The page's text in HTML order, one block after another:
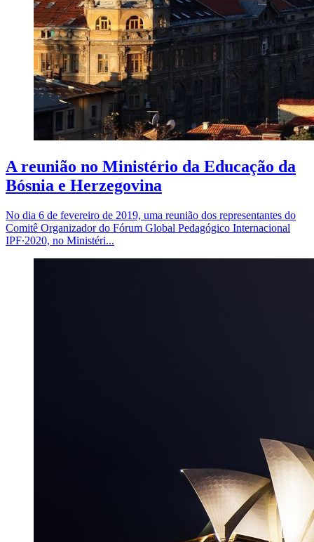
A reunião no Ministério da Educação da
Bósnia e Herzegovina
No dia 6 de fevereiro de 2019, uma reunião dos representantes do
Comitê Organizador do Fórum Global Pedagógico Internacional
IPF∙2020, no Ministéri...